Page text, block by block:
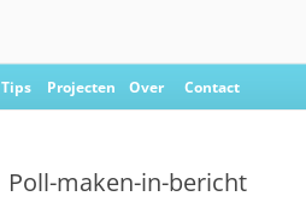
Ga
naar
Tips Projecten Over Contact
Poll-maken-in-bericht